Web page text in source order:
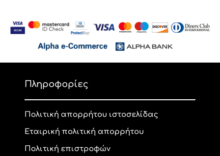
Πληροφορίες
Πολιτική απορρήτου ιστοσελίδας
Εταιρική πολιτική απορρήτου
Πολιτική επιστροφών